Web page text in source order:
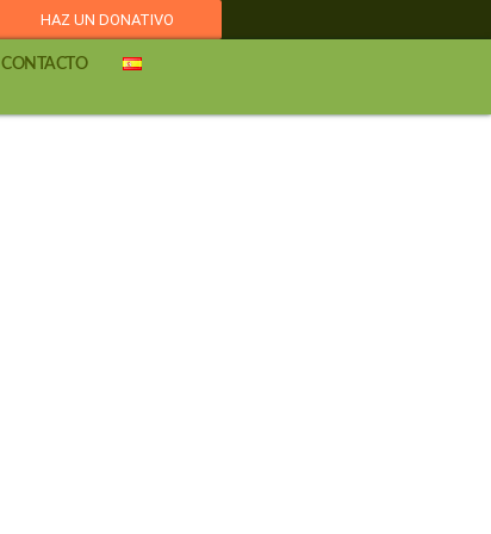
HAZ UN DONATIVO
CONTACTO